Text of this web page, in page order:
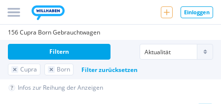
Einloggen
156 Cupra Born Gebrauchtwagen
Cupra Born Filter zurücksetzen
Filtern
Infos zur Reihung der Anzeigen